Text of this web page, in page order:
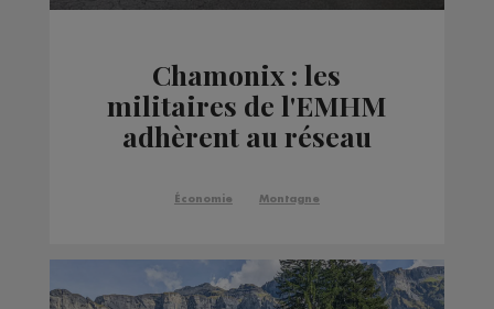
Chamonix : les
militaires de l'EMHM
adhèrent au réseau
Tech
Économie Montagne